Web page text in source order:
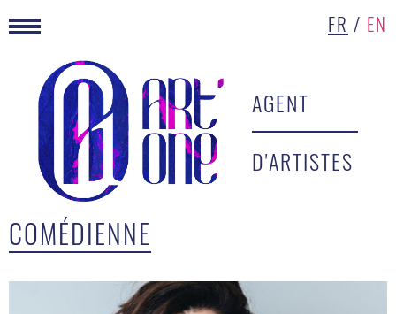
FR / EN
AGENT
D'ARTISTES
COMÉDIENNE